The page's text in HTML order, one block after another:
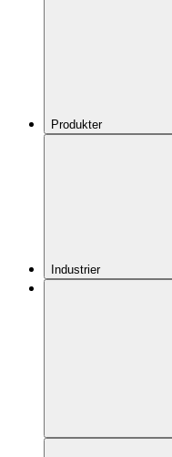
Produkter
Industrier